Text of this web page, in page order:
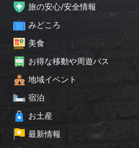
旅の安心/安全情報
みどころ
美食
お得な移動や周遊パス
地域イベント
宿泊
お土産
最新情報